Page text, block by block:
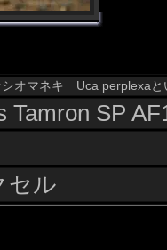
オマネキ Uca perplexaと
Tamron SP
セル